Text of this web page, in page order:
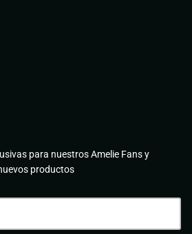
para nuestros Amelie Fans y
productos